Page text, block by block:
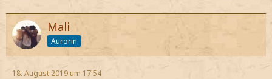
Mali
Aurorin
18. August 2019 um 17:54